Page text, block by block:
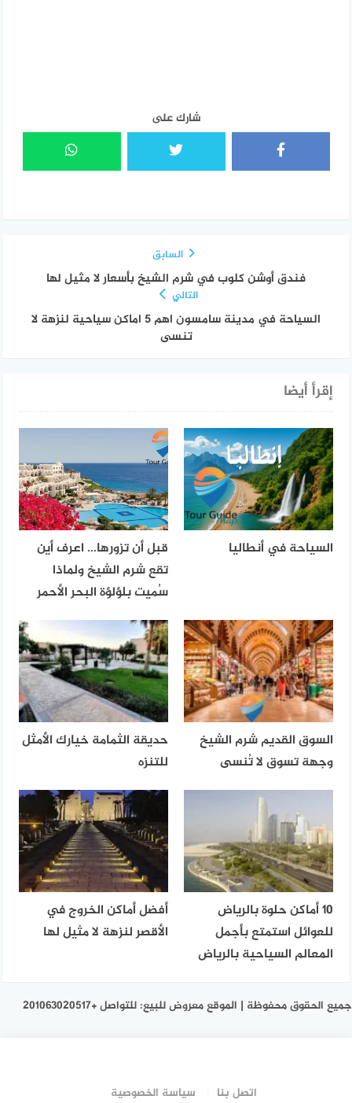
شارك على
السابق
فندق أوشن كلوب في شرم الشيخ بأسعار لا مثيل لها
التالي
السياحة في مدينة سامسون اهم 5 اماكن سياحية لنزهة لا
تنسى
إقرأ أيضا
السياحة في أنطاليا
قبل أن تزورها… اعرف أين
تقع شرم الشيخ ولماذا
سُميت بلؤلؤة البحر الأحمر
السوق القديم شرم الشيخ
وجهة تسوق لا تُنسى
حديقة الثمامة خيارك الأمثل
للتنزه
10 أماكن حلوة بالرياض
للعوائل استمتع بأجمل
المعالم السياحية بالرياض
أفضل أماكن الخروج في
الأقصر لنزهة لا مثيل لها
جميع الحقوق محفوظة | الموقع معروض للبيع: للتواصل +201063020517
اتصل بنا سياسة الخصوصية